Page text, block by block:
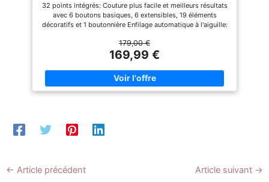
simples ou créatifs. Avec la
machine à coudre Brother
JX17FE en Edition Limitée,
simplement et rapidement
caractéristique permet de
réaliser les coutures tubulaires
en suivant le contour de tout
poignets, les gants et plus
encore
32 points intégrés: Couture plus facile et meilleurs résultats
avec 6 boutons basiques, 6 extensibles, 19 éléments
décoratifs et 1 boutonnière Enfilage automatique à l'aiguille:
automatique pratique Boutonnière automatique en 1 étape:
Résultats professionnels sur simple pression d'un bouton
avec la fonction entièrement automatique 40 programmes
de couture: Large sélection de programmes pour répondre à
tous vos besoins de confection et de création Plan de
travail éclairé LED: Visibilité optimale pendant la couture
179,00 €
169,99 €
← Article précédent Article suivant →